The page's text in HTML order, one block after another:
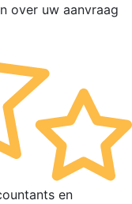
over uw aanvraag
en